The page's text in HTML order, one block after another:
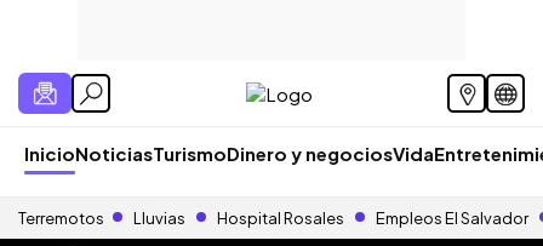
InicioNoticiasTurismoDinero y negociosVida
Terremotos Lluvias Hospital Rosales Empleos El Salvador